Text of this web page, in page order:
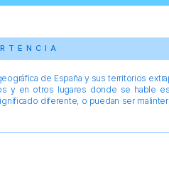
de España y sus territorios
y en otros lugares donde se hable
diferente, o puedan ser